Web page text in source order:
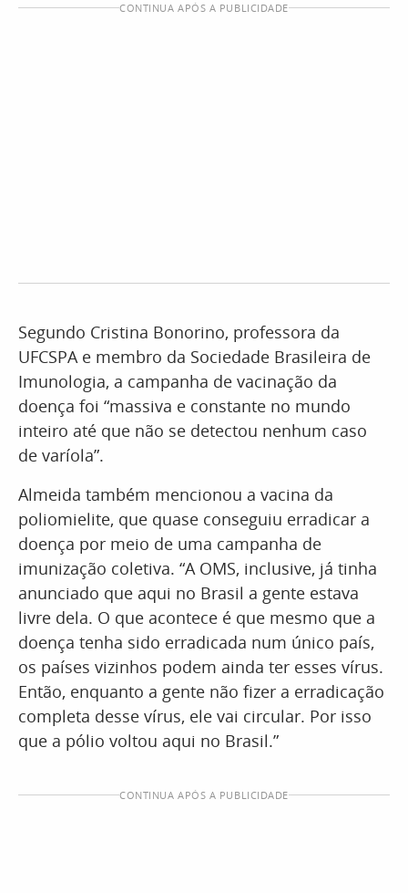
CONTINUA APÓS A PUBLICIDADE
Segundo Cristina Bonorino, professora da
UFCSPA e membro da Sociedade Brasileira de
Imunologia, a campanha de vacinação da
doença foi “massiva e constante no mundo
inteiro até que não se detectou nenhum caso
de varíola”.
Almeida também mencionou a vacina da
poliomielite, que quase conseguiu erradicar a
doença por meio de uma campanha de
imunização coletiva. “A OMS, inclusive, já tinha
anunciado que aqui no Brasil a gente estava
livre dela. O que acontece é que mesmo que a
doença tenha sido erradicada num único país,
os países vizinhos podem ainda ter esses vírus.
Então, enquanto a gente não fizer a erradicação
completa desse vírus, ele vai circular. Por isso
que a pólio voltou aqui no Brasil.”
CONTINUA APÓS A PUBLICIDADE